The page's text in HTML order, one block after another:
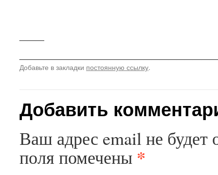
Добавьте в закладки постоянную ссылку.
Добавить
Ваш адрес email не будет
поля помечены *